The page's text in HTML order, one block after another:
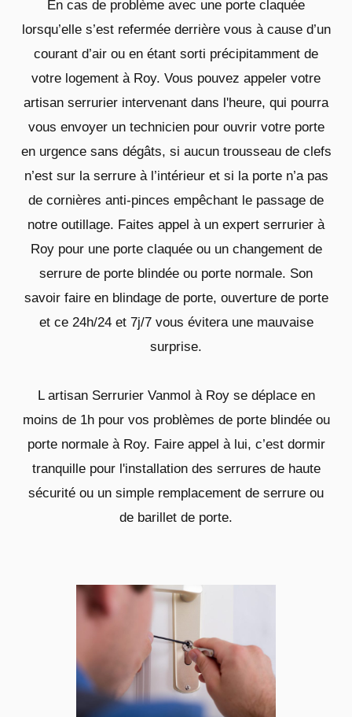
En cas de problème avec une porte claquée
lorsqu’elle s’est refermée derrière vous à cause d’un
courant d’air ou en étant sorti précipitamment de
votre logement à Roy. Vous pouvez appeler votre
artisan serrurier intervenant dans l'heure, qui pourra
vous envoyer un technicien pour ouvrir votre porte
en urgence sans dégâts, si aucun trousseau de clefs
n’est sur la serrure à l’intérieur et si la porte n’a pas
de cornières anti-pinces empêchant le passage de
notre outillage. Faites appel à un expert serrurier à
Roy pour une porte claquée ou un changement de
serrure de porte blindée ou porte normale. Son
savoir faire en blindage de porte, ouverture de porte
et ce 24h/24 et 7j/7 vous évitera une mauvaise
surprise.
L artisan Serrurier Vanmol à Roy se déplace en
moins de 1h pour vos problèmes de porte blindée ou
porte normale à Roy. Faire appel à lui, c’est dormir
tranquille pour l'installation des serrures de haute
sécurité ou un simple remplacement de serrure ou
de barillet de porte.